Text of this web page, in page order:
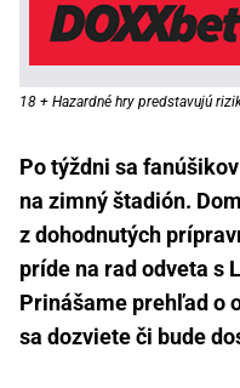
18 + Hazardné hry predstavujú
Po týždni sa
na zimný štadión.
z dohodnutých
príde na rad odveta s
Prinášame prehľad o
sa dozviete či bude